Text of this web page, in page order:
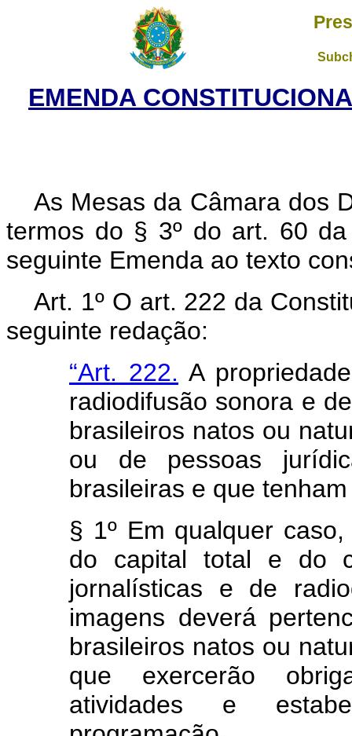
EMENDA
As Mesas da Câmara dos
termos do § 3º do art. 60
seguinte Emenda ao texto
Art. 1º O art. 222 da
seguinte redação:
“Art. 222. A
radiodifusão sonora e
brasileiros natos ou
ou de pessoas
brasileiras e que
§ 1º Em qualquer
do capital total e do
jornalísticas e de
imagens deverá
brasileiros natos ou
que exercerão
atividades e